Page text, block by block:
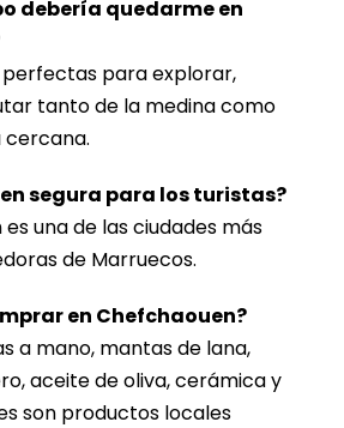
debería quedarme en
perfectas para explorar,
tanto de la medina como
cercana.
segura para los turistas?
una de las ciudades más
de Marruecos.
en Chefchaouen?
a mano, mantas de lana,
aceite de oliva, cerámica y
son productos locales